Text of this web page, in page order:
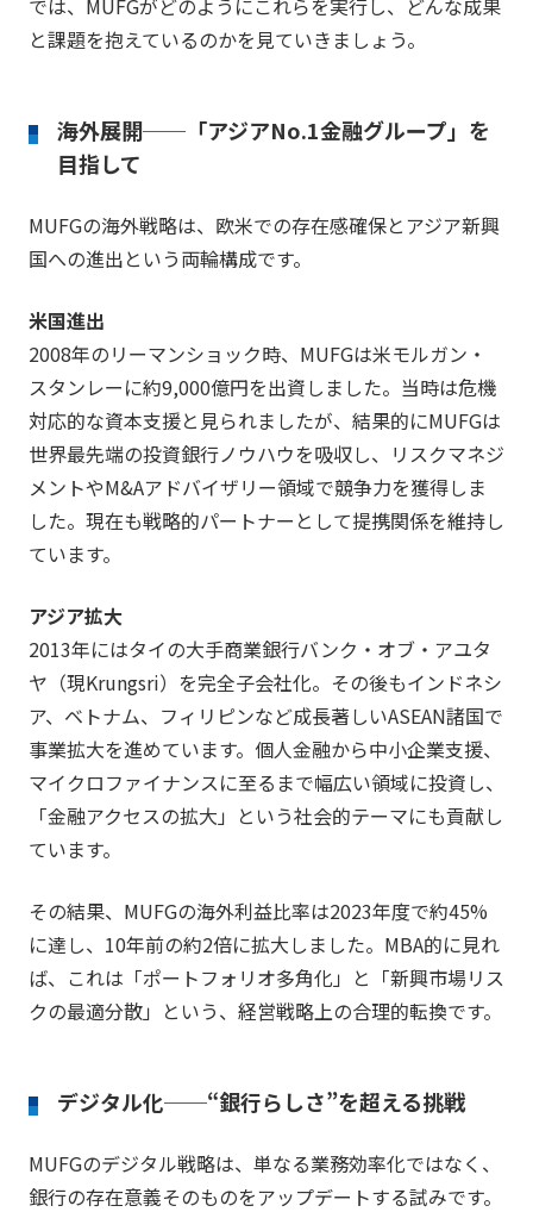
と課題を抱えているのかを見ていきましょう。
海外展開──「アジアNo.1金融グループ」を
目指して
MUFGの海外戦略は、欧米での存在感確保とアジア新興
国への進出という両輪構成です。
米国進出
2008年のリーマンショック時、MUFGは米モルガン・
スタンレーに約9,000億円を出資しました。当時は危機
対応的な資本支援と見られましたが、結果的にMUFGは
世界最先端の投資銀行ノウハウを吸収し、リスクマネジ
メントやM&Aアドバイザリー領域で競争力を獲得しま
した。現在も戦略的パートナーとして提携関係を維持し
ています。
アジア拡大
2013年にはタイの大手商業銀行バンク・オブ・アユタ
ヤ（現Krungsri）を完全子会社化。その後もインドネシ
ア、ベトナム、フィリピンなど成長著しいASEAN諸国で
事業拡大を進めています。個人金融から中小企業支援、
マイクロファイナンスに至るまで幅広い領域に投資し、
「金融アクセスの拡大」という社会的テーマにも貢献し
ています。
その結果、MUFGの海外利益比率は2023年度で約45%
に達し、10年前の約2倍に拡大しました。MBA的に見れ
ば、これは「ポートフォリオ多角化」と「新興市場リス
クの最適分散」という、経営戦略上の合理的転換です。
デジタル化──“銀行らしさ”を超える挑戦
MUFGのデジタル戦略は、単なる業務効率化ではなく、
銀行の存在意義そのものをアップデートする試みです。